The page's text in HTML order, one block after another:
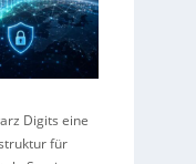
Digits eine
für